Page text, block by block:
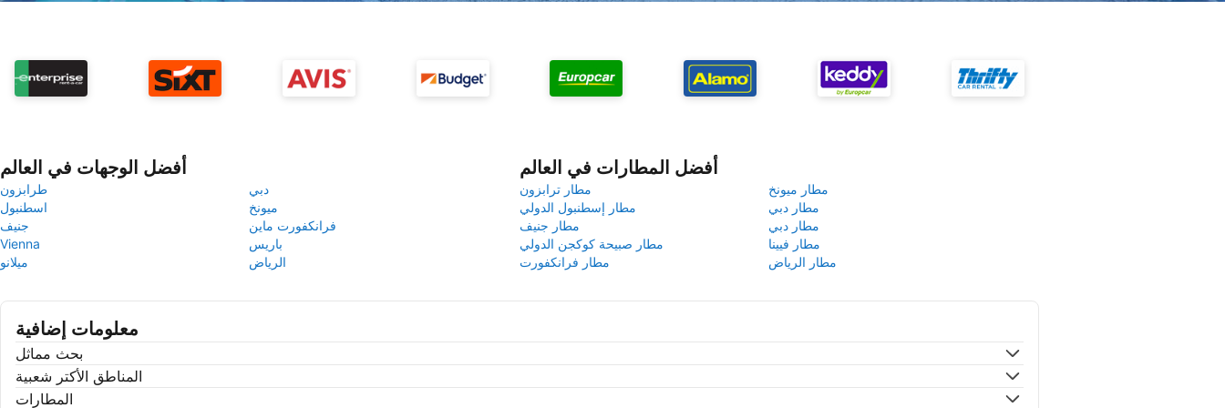
أفضل الوجهات في العالم
طرابزون
دبي
اسطنبول
ميونخ
جنيف
فرانكفورت ماين
Vienna
باريس
ميلانو
الرياض
أفضل المطارات في العالم
مطار ترابزون
مطار ميونخ
مطار إسطنبول الدولي
مطار دبي
مطار جنيف
مطار دبي
مطار صبيحة كوكجن الدولي
مطار فيينا
مطار فرانكفورت
مطار الرياض
معلومات إضافية
بحث مماثل
المناطق الأكتر شعبية
المطارات